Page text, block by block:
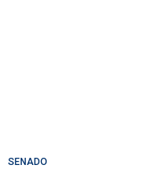
SENADO